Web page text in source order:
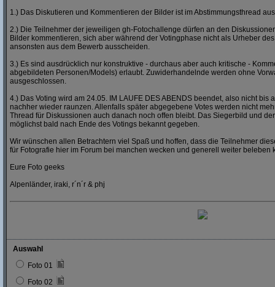
1.) Das Diskutieren und Kommentieren der Bilder ist im Abstimmungsthread
2.) Die Teilnehmer der jeweiligen gh-Fotochallenge dürfen an den
Bilder kommentieren, sich aber während der Votingphase nicht als Urheber
ansonsten aus dem Bewerb ausscheiden.
3.) Es sind ausdrücklich nur konstruktive - durchaus aber auch kritische -
abgebildeten Personen/Models) erlaubt. Zuwiderhandelnde werden ohne
ausgeschlossen.
4.) Das Voting wird am 24.05. IM LAUFE DES ABENDS beendet, also nicht bis
nachher wieder raunzen. Allenfalls später abgegebene Votes werden nicht
Thread für Diskussionen auch danach noch offen bleibt. Das Siegerbild und
möglichst bald nach Ende des Votings bekannt gegeben.
Wir wünschen allen Betrachtern viel Spaß und hoffen, dass die Teilnehmer
für Fotografie hier im Forum bei manchen wecken und generell weiter beleben
Eure Foto geeks
Alpenländer, iraki, r´n´r & phj
Auswahl
Foto 01
Foto 02